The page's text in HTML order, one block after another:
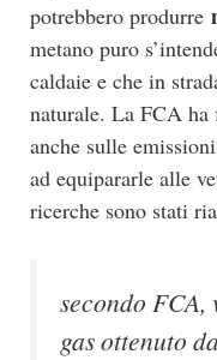
potrebbero produrre
metano puro
caldaie e che in
naturale. La FCA
anche sulle
ad equipararle alle
ricerche sono stati
secondo
gas ottenuto